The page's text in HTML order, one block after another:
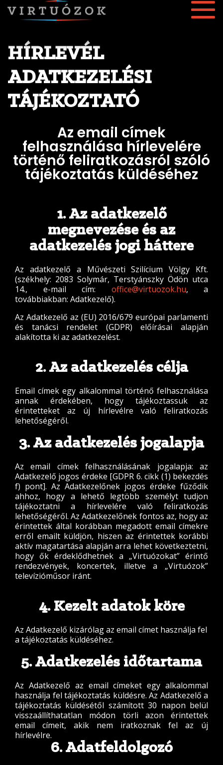
HÍRLEVÉL
ADATKEZELÉSI
TÁJÉKOZTATÓ
Az email címek
felhasználása hírlevelére
történő feliratkozásról szóló
tájékoztatás küldéséhez
1. Az adatkezelő
megnevezése és az
adatkezelés jogi háttere
Az adatkezelő a Művészeti Szilícium Völgy Kft.
(székhely: 2083 Solymár, Terstyánszky Ödön utca
14., e-mail cím: office@virtuozok.hu, a
továbbiakban: Adatkezelő).
Az Adatkezelő az (EU) 2016/679 európai parlamenti
és tanácsi rendelet (GDPR) előírásai alapján
alakította ki az adatkezelést.
2. Az adatkezelés célja
Email címek egy alkalommal történő felhasználása
annak érdekében, hogy tájékoztassuk az
érintetteket az új hírlevélre való feliratkozás
lehetőségéről.
3. Az adatkezelés jogalapja
Az email címek felhasználásának jogalapja: az
Adatkezelő jogos érdeke [GDPR 6. cikk (1) bekezdés
f) pont]. Az Adatkezelőnek jogos érdeke fűződik
ahhoz, hogy a lehető legtöbb személyt tudjon
tájékoztatni a hírlevelére való feliratkozás
lehetőségéről. Az Adatkezelőnek fontos az, hogy az
érintettek által korábban megadott email címekre
erről emailt küldjön, hiszen az érintettek korábbi
aktív magatartása alapján arra lehet következtetni,
hogy ők érdeklődhetnek a „Virtuózokat” érintő
rendezvények, koncertek, illetve a „Virtuózok”
televízióműsor iránt.
4. Kezelt adatok köre
Az Adatkezelő kizárólag az email címet használja fel
a tájékoztatás küldéséhez.
5. Adatkezelés időtartama
Az Adatkezelő az email címeket egy alkalommal
használja fel tájékoztatás küldésre. Az Adatkezelő a
tájékoztatás küldésétől számított 30 napon belül
visszaállíthatatlan módon törli azon érintettek
email címeit, akik nem iratkoznak fel az új
hírlevélre.
6. Adatfeldolgozó